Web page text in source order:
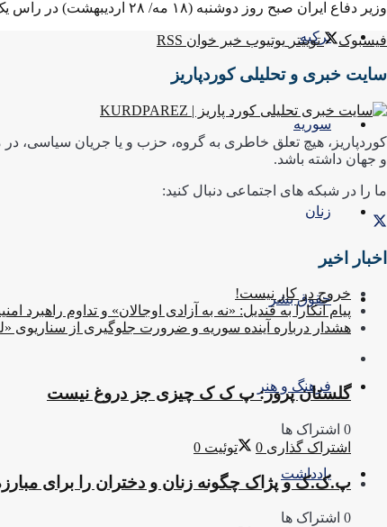
ترکیه
سوریه
زنان
حقوق بشر
فرهنگ و هنر
یادداشت
وزیر دفاع ایران صبح روز دوشنبه (۱۸ مه/ ۲۸ اردیبهشت) در راس یک هیات بلندپایه وارد بغداد شده است. در ...
فیسبوک توییتر یوتیوب خبر خوان RSS
سایت خبری و تحلیلی کوردپاریز
کوردپاریز، هیچ تعلق خاطری به گروه، حزب و یا جریان سیاسی،
و جهان داشته باشد.
ما را در شبکه های اجتماعی دنبال کنید:
اخبار اخیر
خروج در کار نیست!
پیام آنکارا به قندیل: «نه به آزادی اوجالان» و تداوم راهبرد
هشدار درباره آینده سوریه و ضرورت جلوگیری از سناریوی
گلستان پرور: پ ک ک چیزی جز دروغ نیست
0 اشتراک ها
اشتراک گذاری 0 توئیت 0
پ.ک.ک و پژاک چگونه زنان و دختران را برای
0 اشتراک ها